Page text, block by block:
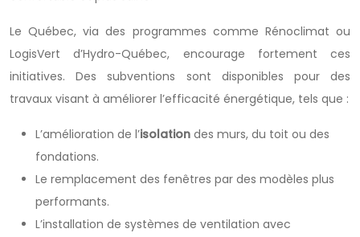
Le Québec, via des programmes comme Rénoclimat ou
LogisVert d’Hydro-Québec, encourage fortement ces
initiatives. Des subventions sont disponibles pour des
travaux visant à améliorer l’efficacité énergétique, tels que :
L’amélioration de l’isolation des murs, du toit ou des
fondations.
Le remplacement des fenêtres par des modèles plus
performants.
L’installation de systèmes de ventilation avec